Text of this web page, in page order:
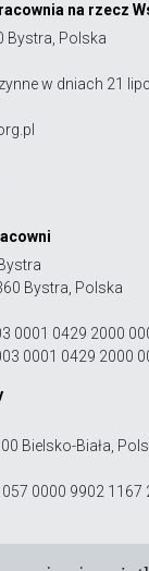
na rzecz
Bystra, Polska
w dniach 21
Bystra, Polska
0001 0429 2000
0001 0429 2000
Bielsko-Biała,
0000 9902 1167